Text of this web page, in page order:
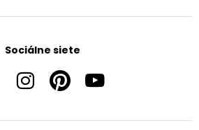
Sociálne siete